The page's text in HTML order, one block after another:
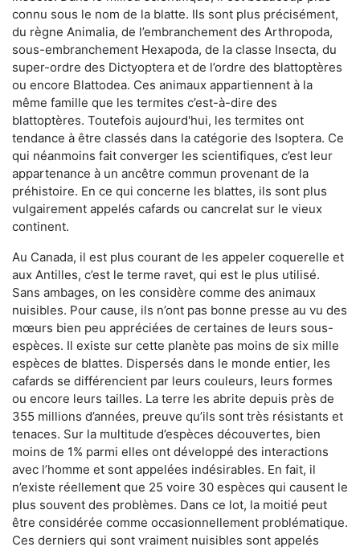
connu sous le nom de la blatte. Ils sont plus précisément,
du règne Animalia, de l’embranchement des Arthropoda,
sous-embranchement Hexapoda, de la classe Insecta, du
super-ordre des Dictyoptera et de l’ordre des blattoptères
ou encore Blattodea. Ces animaux appartiennent à la
même famille que les termites c’est-à-dire des
blattoptères. Toutefois aujourd'hui, les termites ont
tendance à être classés dans la catégorie des Isoptera. Ce
qui néanmoins fait converger les scientifiques, c’est leur
appartenance à un ancêtre commun provenant de la
préhistoire. En ce qui concerne les blattes, ils sont plus
vulgairement appelés cafards ou cancrelat sur le vieux
continent.
Au Canada, il est plus courant de les appeler coquerelle et
aux Antilles, c’est le terme ravet, qui est le plus utilisé.
Sans ambages, on les considère comme des animaux
nuisibles. Pour cause, ils n’ont pas bonne presse au vu des
mœurs bien peu appréciées de certaines de leurs sous-
espèces. Il existe sur cette planète pas moins de six mille
espèces de blattes. Dispersés dans le monde entier, les
cafards se différencient par leurs couleurs, leurs formes
ou encore leurs tailles. La terre les abrite depuis près de
355 millions d’années, preuve qu’ils sont très résistants et
tenaces. Sur la multitude d’espèces découvertes, bien
moins de 1% parmi elles ont développé des interactions
avec l’homme et sont appelées indésirables. En fait, il
n’existe réellement que 25 voire 30 espèces qui causent le
plus souvent des problèmes. Dans ce lot, la moitié peut
être considérée comme occasionnellement problématique.
Ces derniers qui sont vraiment nuisibles sont appelés